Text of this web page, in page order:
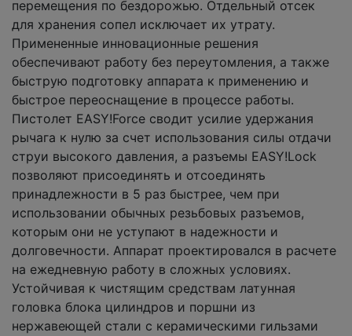
перемещения по бездорожью. Отдельный отсек
для хранения сопел исключает их утрату.
Примененные инновационные решения
обеспечивают работу без переутомления, а также
быструю подготовку аппарата к применению и
быстрое переоснащение в процессе работы.
Пистолет EASY!Force сводит усилие удержания
рычага к нулю за счет использования силы отдачи
струи высокого давления, а разъемы EASY!Lock
позволяют присоединять и отсоединять
принадлежности в 5 раз быстрее, чем при
использовании обычных резьбовых разъемов,
которым они не уступают в надежности и
долговечности. Аппарат проектировался в расчете
на ежедневную работу в сложных условиях.
Устойчивая к чистящим средствам латунная
головка блока цилиндров и поршни из
нержавеющей стали с керамическими гильзами